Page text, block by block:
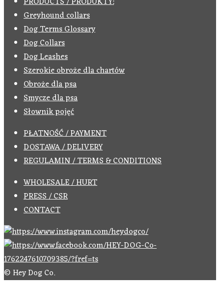
Greyhound collars
Dog Terms Glossary
Dog Collars
Dog Leashes
Szerokie obroże dla chartów
Obroże dla psa
Smycze dla psa
Słownik pojęć
PŁATNOŚĆ / PAYMENT
DOSTAWA / DELIVERY
REGULAMIN / TERMS & CONDITIONS
WHOLESALE / HURT
PRESS / CSR
CONTACT
© Hey Dog Co.